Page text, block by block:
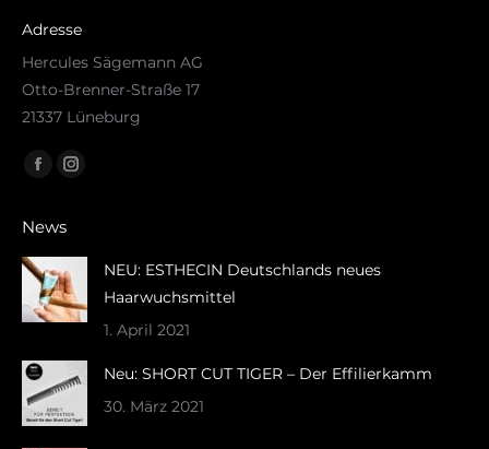
Adresse
Hercules Sägemann AG
Otto-Brenner-Straße 17
21337 Lüneburg
Finden Sie uns auf:
Facebook
opens
in
new
window
Instagram
in
new
window
News
NEU: ESTHECIN Deutschlands neues
Haarwuchsmittel
1. April 2021
Neu: SHORT CUT TIGER – Der Effilierkamm
30. März 2021